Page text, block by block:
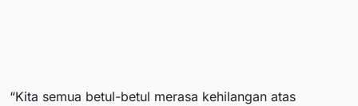
“Kita semua betul-betul merasa kehilangan atas